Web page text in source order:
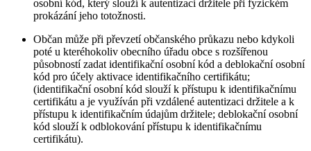
osobní kód, který slouží k autentizaci držitele při fyzickém
prokázání jeho totožnosti.
Občan může při převzetí občanského průkazu nebo kdykoli
poté u kteréhokoliv obecního úřadu obce s rozšířenou
působností zadat identifikační osobní kód a deblokační osobní
kód pro účely aktivace identifikačního certifikátu;
(identifikační osobní kód slouží k přístupu k identifikačnímu
certifikátu a je využíván při vzdálené autentizaci držitele a k
přístupu k identifikačním údajům držitele; deblokační osobní
kód slouží k odblokování přístupu k identifikačnímu
certifikátu).